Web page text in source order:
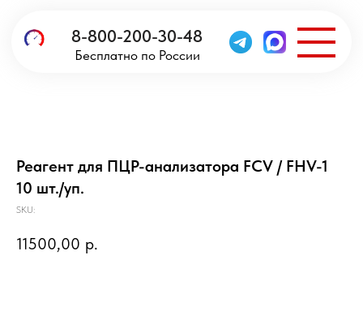
Бесплатно по России
Реагент для ПЦР-анализатора FCV / FHV-1
10 шт./уп.
SKU:
11500,00 р.